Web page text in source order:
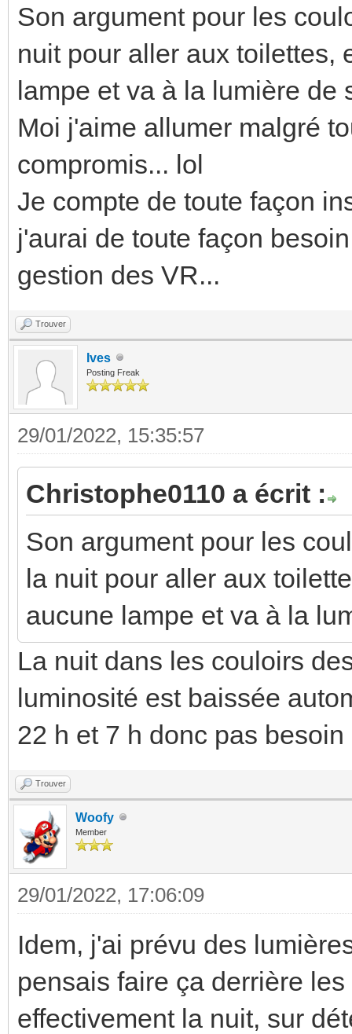
Son argument pour les
nuit pour aller aux toilettes,
lampe et va à la lumière de
Moi j'aime allumer malgré
compromis... lol
Je compte de toute façon
j'aurai de toute façon
gestion des VR...
Trouver
Ives
Posting Freak
29/01/2022, 15:35:57
Christophe0110 a écrit :
Son argument pour les
la nuit pour aller aux
aucune lampe et va à la
La nuit dans les couloirs
luminosité est baissée
22 h et 7 h donc pas
Trouver
Woofy
Member
29/01/2022, 17:06:09
Idem, j'ai prévu des
pensais faire ça derrière
effectivement la nuit, sur